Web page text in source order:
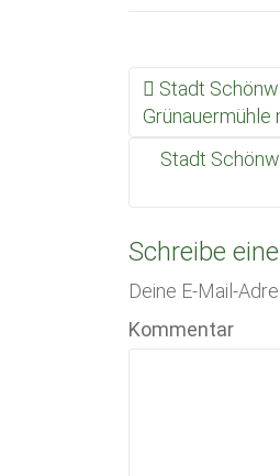
Beitrags
Stadt
Grünauermühle
Stadt
Schreibe
Deine E-Mail-
Kommentar